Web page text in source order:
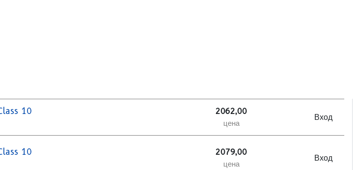
10
2062,00
цена
Вход
10
2079,00
цена
Вход